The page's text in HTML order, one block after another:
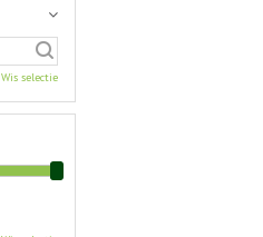
Wis selectie